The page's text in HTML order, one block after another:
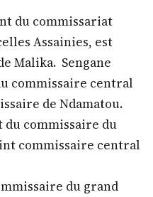
du commissariat
Assainies, est
Malika. Sengane
commissaire central
de Ndamatou.
du commissaire du
commissaire central
du grand